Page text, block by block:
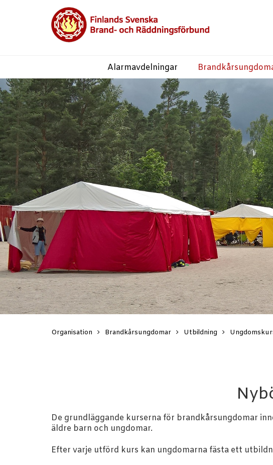
Alarmavdelningar
Organisation Brandkårsungdomar Utbildning
De grundläggande kurserna för brandkårsungdomar
äldre barn och ungdomar.
Efter varje utförd kurs kan ungdomarna fästa ett